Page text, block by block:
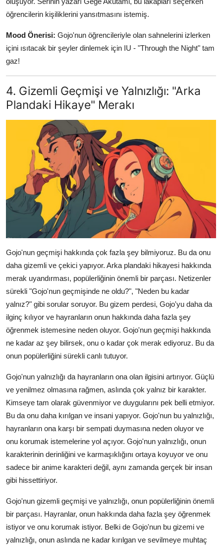
öğrencilerin kişiliklerini yansıtmasını istemiş.
Mood Önerisi: Gojo'nun öğrencileriyle olan sahnelerini izlerken
içini ısıtacak bir şeyler dinlemek için IU - "Through the Night" tam
gaz!
4. Gizemli Geçmişi ve Yalnızlığı: "Arka
Plandaki Hikaye" Merakı
Gojo'nun geçmişi hakkında çok fazla şey bilmiyoruz. Bu da onu
daha gizemli ve çekici yapıyor. Arka plandaki hikayesi hakkında
merak uyandırması, popülerliğinin önemli bir parçası. Netizenler
sürekli "Gojo'nun geçmişinde ne oldu?", "Neden bu kadar
yalnız?" gibi sorular soruyor. Bu gizem perdesi, Gojo'yu daha da
ilginç kılıyor ve hayranların onun hakkında daha fazla şey
öğrenmek istemesine neden oluyor. Gojo'nun geçmişi hakkında
ne kadar az şey bilirsek, onu o kadar çok merak ediyoruz. Bu da
onun popülerliğini sürekli canlı tutuyor.
Gojo'nun yalnızlığı da hayranların ona olan ilgisini artırıyor. Güçlü
ve yenilmez olmasına rağmen, aslında çok yalnız bir karakter.
Kimseye tam olarak güvenmiyor ve duygularını pek belli etmiyor.
Bu da onu daha kırılgan ve insani yapıyor. Gojo'nun bu yalnızlığı,
hayranların ona karşı bir sempati duymasına neden oluyor ve
onu korumak istemelerine yol açıyor. Gojo'nun yalnızlığı, onun
karakterinin derinliğini ve karmaşıklığını ortaya koyuyor ve onu
sadece bir anime karakteri değil, aynı zamanda gerçek bir insan
gibi hissettiriyor.
Gojo'nun gizemli geçmişi ve yalnızlığı, onun popülerliğinin önemli
bir parçası. Hayranlar, onun hakkında daha fazla şey öğrenmek
istiyor ve onu korumak istiyor. Belki de Gojo'nun bu gizemi ve
yalnızlığı, onun aslında ne kadar kırılgan ve sevilmeye muhtaç